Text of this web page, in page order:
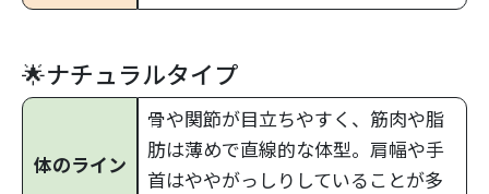
🌟ナチュラルタイプ
体のライン
骨や関節が目立ちやすく、筋肉や脂
肪は薄めで直線的な体型。肩幅や手
首はややがっしりしていることが多